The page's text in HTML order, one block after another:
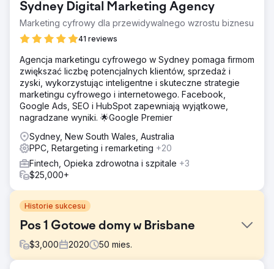
Sydney Digital Marketing Agency
Marketing cyfrowy dla przewidywalnego wzrostu biznesu
41 reviews
Agencja marketingu cyfrowego w Sydney pomaga firmom
zwiększać liczbę potencjalnych klientów, sprzedaż i
zyski, wykorzystując inteligentne i skuteczne strategie
marketingu cyfrowego i internetowego. Facebook,
Google Ads, SEO i HubSpot zapewniają wyjątkowe,
nagradzane wyniki. 🌟Google Premier
Sydney, New South Wales, Australia
PPC, Retargeting i remarketing +20
Fintech, Opieka zdrowotna i szpitale +3
$25,000+
Historie sukcesu
Pos 1 Gotowe domy w Brisbane
$3,000 2020 50 mies.